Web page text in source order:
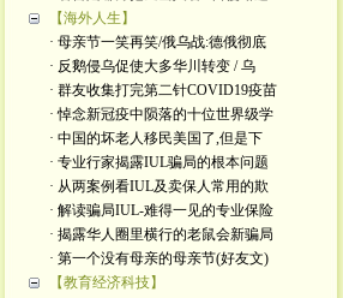
【海外人生】
· 母亲节一笑再笑/俄乌战:德俄彻底
· 反鹅侵乌促使大多华川转变 / 乌
· 群友收集打完第二针COVID19疫苗
· 悼念新冠疫中陨落的十位世界级学
· 中国的坏老人移民美国了,但是下
· 专业行家揭露IUL骗局的根本问题
· 从两案例看IUL及卖保人常用的欺
· 解读骗局IUL-难得一见的专业保险
· 揭露华人圈里横行的老鼠会新骗局
· 第一个没有母亲的母亲节(好友文)
【教育经济科技】